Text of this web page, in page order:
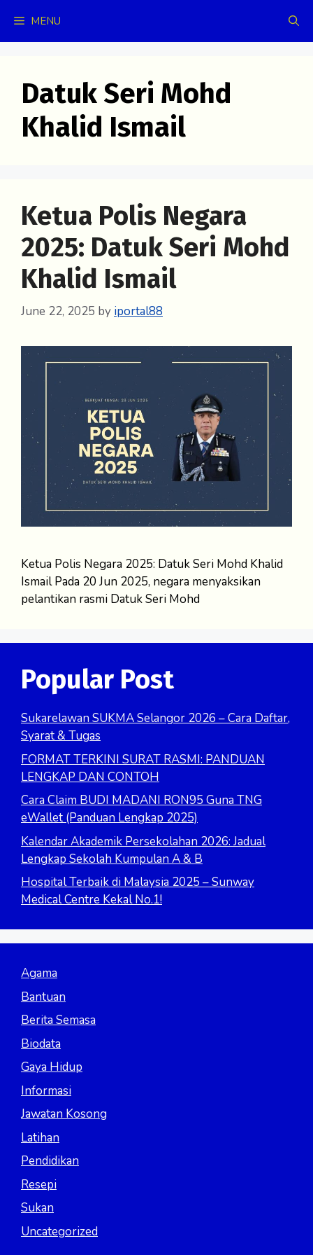
content
MENU
Datuk Seri Mohd
Khalid Ismail
Ketua Polis Negara
2025: Datuk Seri Mohd
Khalid Ismail
June 22, 2025 by iportal88
Ketua Polis Negara 2025: Datuk Seri Mohd Khalid
Ismail Pada 20 Jun 2025, negara menyaksikan
pelantikan rasmi Datuk Seri Mohd
Popular Post
Sukarelawan SUKMA Selangor 2026 – Cara Daftar,
Syarat & Tugas
FORMAT TERKINI SURAT RASMI: PANDUAN
LENGKAP DAN CONTOH
Cara Claim BUDI MADANI RON95 Guna TNG
eWallet (Panduan Lengkap 2025)
Kalendar Akademik Persekolahan 2026: Jadual
Lengkap Sekolah Kumpulan A & B
Hospital Terbaik di Malaysia 2025 – Sunway
Medical Centre Kekal No.1!
Agama
Bantuan
Berita Semasa
Biodata
Gaya Hidup
Informasi
Jawatan Kosong
Latihan
Pendidikan
Resepi
Sukan
Uncategorized